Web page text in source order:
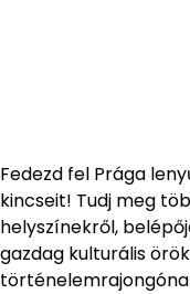
Fedezd fel Prága
kincseit! Tudj meg
helyszínekről,
gazdag kulturális